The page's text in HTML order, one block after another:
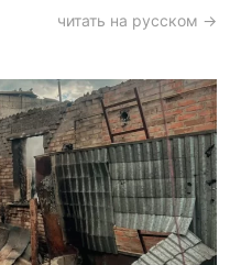
читать на русском →